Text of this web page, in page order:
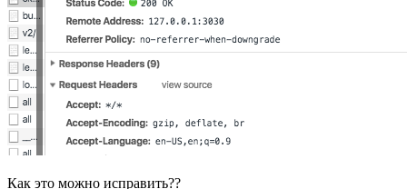
Как это можно исправить??